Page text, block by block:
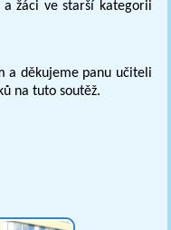
žáci ve starší kategorii
a děkujeme panu učiteli
na tuto soutěž.